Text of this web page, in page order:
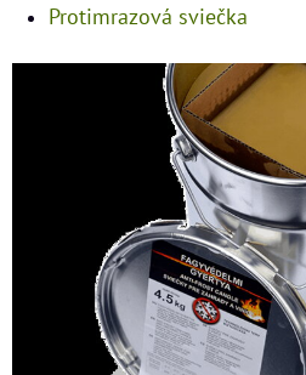
Protimrazová sviečka